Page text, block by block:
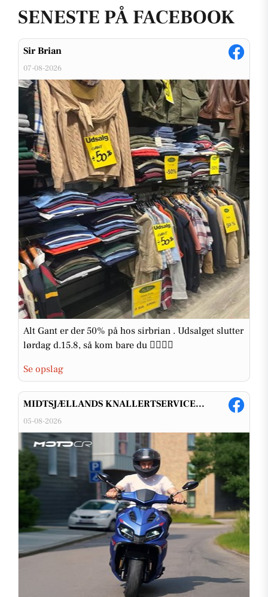
SENESTE PÅ FACEBOOK
Sir Brian
07-08-2026
Alt Gant er der 50% på hos sirbrian . Udsalget slutter
lørdag d.15.8, så kom bare du 👍🏻👖👔
Se opslag
MIDTSJÆLLANDS KNALLERTSERVICE...
05-08-2026